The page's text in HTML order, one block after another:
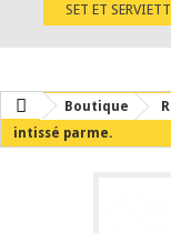
SET ET
Boutique
intissé parme.